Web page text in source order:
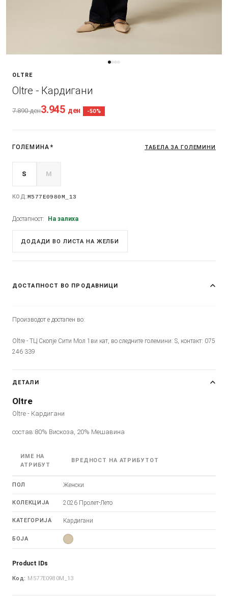
OLTRE
Oltre - Кардигани
7.890ден3.945 ден -50%
ГОЛЕМИНА * ТАБЕЛА ЗА ГОЛЕМИНИ
S M
КОД: M577E0980M_13
Достапност: На залиха
ДОДАДИ ВО ЛИСТА НА ЖЕЛБИ
ДОСТАПНОСТ ВО ПРОДАВНИЦИ
Производот е достапен во:
Oltre - ТЦ Скопје Сити Мол 1ви кат, во следните големини: S, контакт: 075
246 339
ДЕТАЛИ
Oltre
Oltre - Кардигани
состав:80% Вискоза, 20% Мешавина
ИМЕ НА
АТРИБУТ
ВРЕДНОСТ НА АТРИБУТОТ
ПОЛ Женски
КОЛЕКЦИЈА 2026 Пролет-Лето
КАТЕГОРИЈА Кардигани
БОЈА
Product IDs
Код: M577E0980M_13